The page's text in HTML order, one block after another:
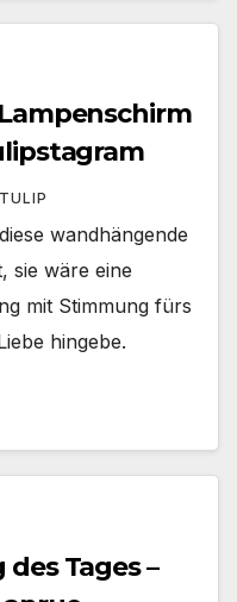
wandhängende
sie wäre eine
mit Stimmung fürs
hingebe.
Tages –